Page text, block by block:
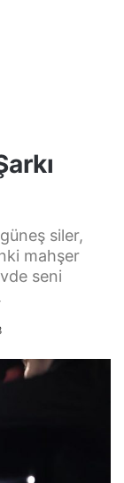
siler,
mahşer
seni